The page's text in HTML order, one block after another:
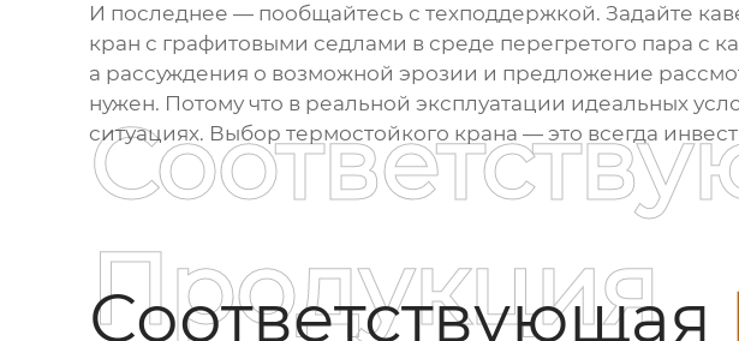
И последнее — пообщайтесь с техподдержкой. Задайте
кран с графитовыми седлами в среде перегретого пара с
а рассуждения о возможной эрозии и предложение
нужен. Потому что в реальной эксплуатации идеальных
ситуациях. Выбор термостойкого крана — это всегда
Соответствующая
Продукция